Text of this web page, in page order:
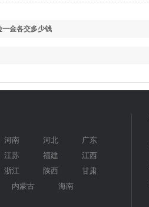
一金各交多少钱
河南 河北
广东
江苏 福建
江西
浙江 陕西
甘肃
内蒙古
海南